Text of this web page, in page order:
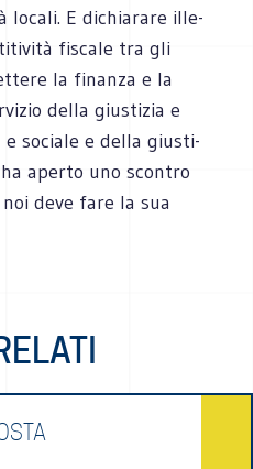
locali. E dichia­rare ille­
fiscale tra gli
la finanza e la
della giu­sti­zia e
sociale e della giu­sti­
aperto uno scon­tro
deve fare la sua